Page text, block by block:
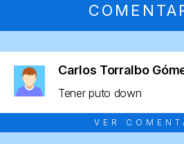
Carlos Torralbo
Tener puto down
VER